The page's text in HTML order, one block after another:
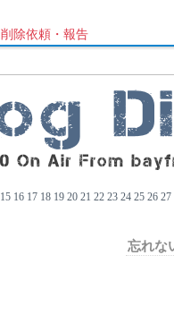
削除依頼・報告